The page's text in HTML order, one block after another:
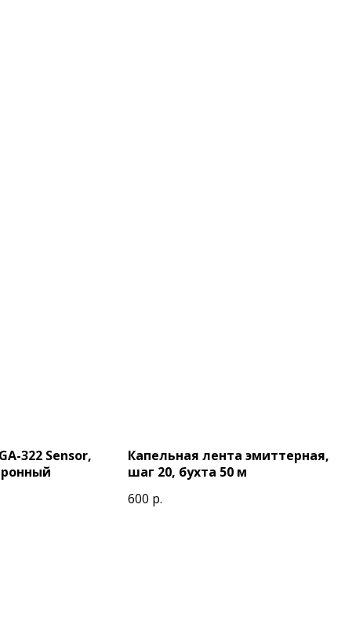
322 Sensor,
Капельная лента эмиттерная,
шаг 20, бухта 50 м
600 р.